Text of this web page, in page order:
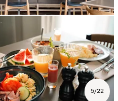
5/22